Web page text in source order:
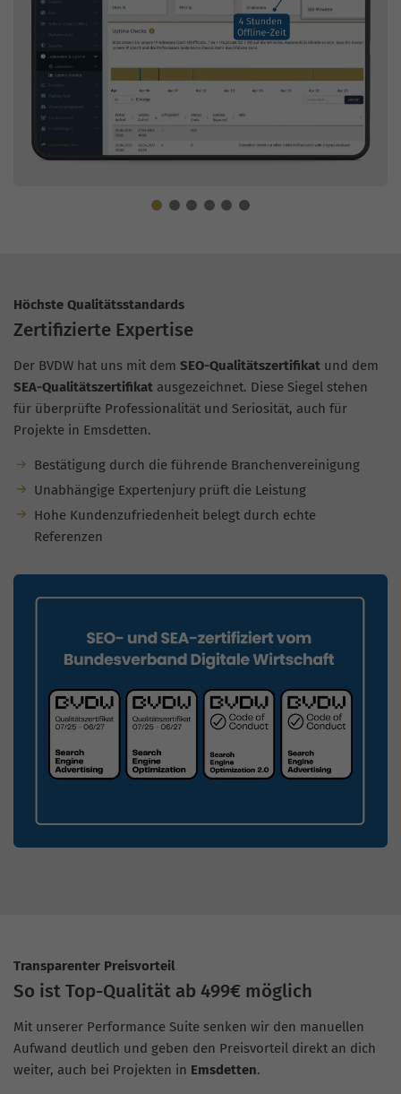
Höchste Qualitätsstandards
Zertifizierte Expertise
Der BVDW hat uns mit dem SEO-Qualitätszertifikat und dem
SEA-Qualitätszertifikat ausgezeichnet. Diese Siegel stehen
für überprüfte Professionalität und Seriosität, auch für
Projekte in Emsdetten.
Bestätigung durch die führende Branchenvereinigung
Unabhängige Expertenjury prüft die Leistung
Hohe Kundenzufriedenheit belegt durch echte
Referenzen
Transparenter Preisvorteil
So ist Top-Qualität ab 499€ möglich
Mit unserer Performance Suite senken wir den manuellen
Aufwand deutlich und geben den Preisvorteil direkt an dich
weiter, auch bei Projekten in Emsdetten.